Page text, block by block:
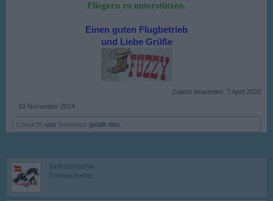
Fliegern zu unterstützen.
Einen guten Flugbetrieb
und Liebe Grüße
Zuletzt bearbeitet: 7 April 2020
10 November 2014
Conair35 und Steinmoor gefällt dies.
tinkermama
Forenaufseher